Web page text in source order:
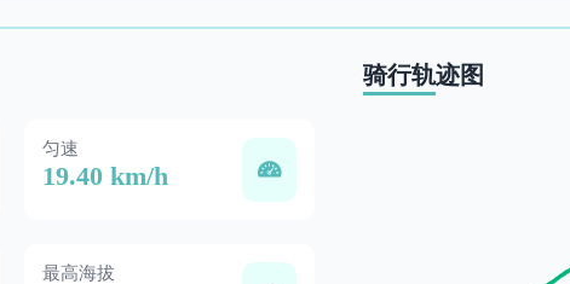
匀速
19.40 km/h
最高海拔
骑行轨迹图